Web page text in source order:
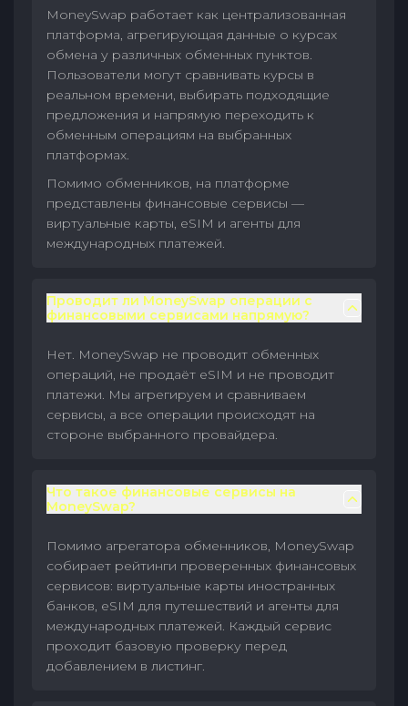
MoneySwap работает как централизованная
платформа, агрегирующая данные о курсах
обмена у различных обменных пунктов.
Пользователи могут сравнивать курсы в
реальном времени, выбирать подходящие
предложения и напрямую переходить к
обменным операциям на выбранных
платформах.
Помимо обменников, на платформе
представлены финансовые сервисы —
виртуальные карты, eSIM и агенты для
международных платежей.
Проводит ли MoneySwap операции с
финансовыми сервисами напрямую?
Нет. MoneySwap не проводит обменных
операций, не продаёт eSIM и не проводит
платежи. Мы агрегируем и сравниваем
сервисы, а все операции происходят на
стороне выбранного провайдера.
Что такое финансовые сервисы на
MoneySwap?
Помимо агрегатора обменников, MoneySwap
собирает рейтинги проверенных финансовых
сервисов: виртуальные карты иностранных
банков, eSIM для путешествий и агенты для
международных платежей. Каждый сервис
проходит базовую проверку перед
добавлением в листинг.